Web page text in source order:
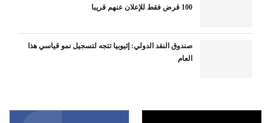
100 قرض فقط للإعلان عنهم قريبا
صندوق النقد الدولي: إثيوبيا تتجه لتسجيل نمو قياسي هذا
العام